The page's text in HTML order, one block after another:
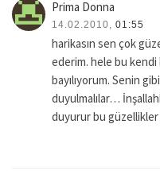
Prima Donna
14.02.2010, 01:55
harikasın sen çok
ederim. hele bu
bayılıyorum. Senin
duyulmalılar…
duyurur bu güzellikler